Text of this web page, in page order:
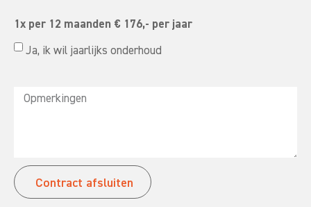
1x per 12 maanden € 176,- per jaar
Ja, ik wil jaarlijks onderhoud
Contract afsluiten